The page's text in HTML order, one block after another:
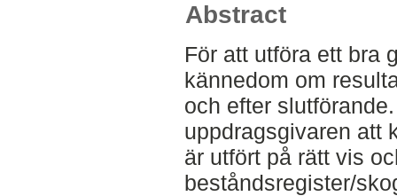
Abstract
För att utföra ett bra
kännedom om
och efter
uppdragsgivaren att
är utfört på rätt vis
beståndsregister/